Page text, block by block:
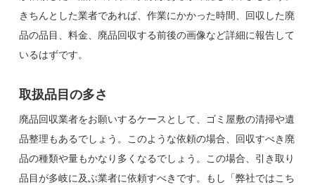
きちんとした業者であれば、作業にかかった時間、回収した廃
品の品目、料金、廃品回収する前後の画像など詳細に報告して
いるはずです。
取扱品目の多さ
廃品回収業者をお願いするケースとして、ゴミ屋敷の清掃や遺
品整理もあるでしょう。このような依頼の場合、回収すべき廃
品の種類や量もかなり多くなるでしょう。この場合、引き取り
品目が多岐に及ぶ業者に依頼すべきです。もし「弊社ではこち